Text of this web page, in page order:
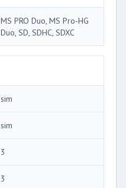
MS PRO Duo, MS Pro-HG
Duo, SD, SDHC, SDXC
sim
sim
3
3